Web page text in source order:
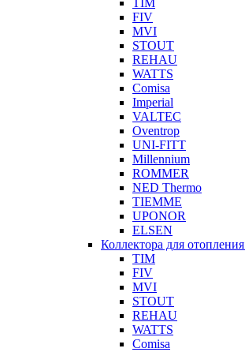
TIM
FIV
MVI
STOUT
REHAU
WATTS
Comisa
Imperial
VALTEC
Oventrop
UNI-FITT
Millennium
ROMMER
NED Thermo
TIEMME
UPONOR
ELSEN
Коллектора для отопления
TIM
FIV
MVI
STOUT
REHAU
WATTS
Comisa